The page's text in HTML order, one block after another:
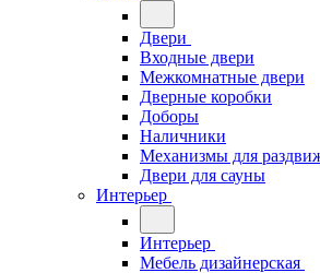
Двери
Входные двери
Межкомнатные двери
Дверные коробки
Доборы
Наличники
Механизмы для
Двери для сауны
Интерьер
Интерьер
Мебель дизайнерская